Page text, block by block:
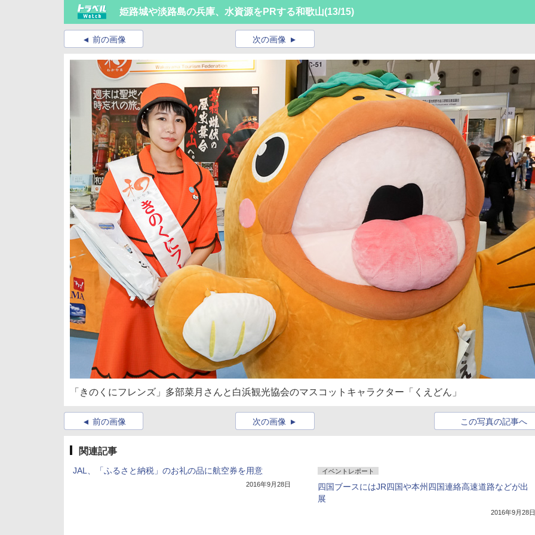
姫路城や淡路島の兵庫、水資源をPRする和歌山(13/15)
前の画像 次の画像
「きのくにフレンズ」多部菜月さんと白浜観光協会のマスコットキャラクター「くえどん」
前の画像 この写真の記事へ
次の画像
関連記事
JAL、「ふるさと納税」のお礼の品に航空券を用意
2016年9月28日
イベントレポート
四国ブースにはJR四国や本州四国連絡高速道路などが出
展
2016年9月28日